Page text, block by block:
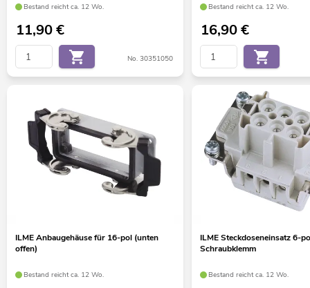
Bestand reicht ca. 12 Wo.
11,90€
No. 30351050
Bestand reicht ca. 12 Wo.
16,90€
ILME Anbaugehäuse für 16-pol (unten
offen)
Bestand reicht ca. 12 Wo.
ILME Steckdoseneinsatz 6-
Schraubklemm
Bestand reicht ca. 12 Wo.